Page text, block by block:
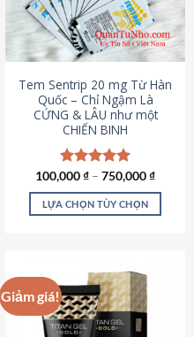
chọn
có
thể
chọn
trên
trang
sản
phẩm
Tem Sentrip 20 mg Từ Hàn
Quốc – Chỉ Ngậm Là
CỨNG & LÂU như một
CHIẾN BINH
Được xếp
hạng5.00
5 sao
100,000₫ – 750,000₫
LỰA CHỌN TÙY CHỌN
có
nhiều
biến
Giảm giá!